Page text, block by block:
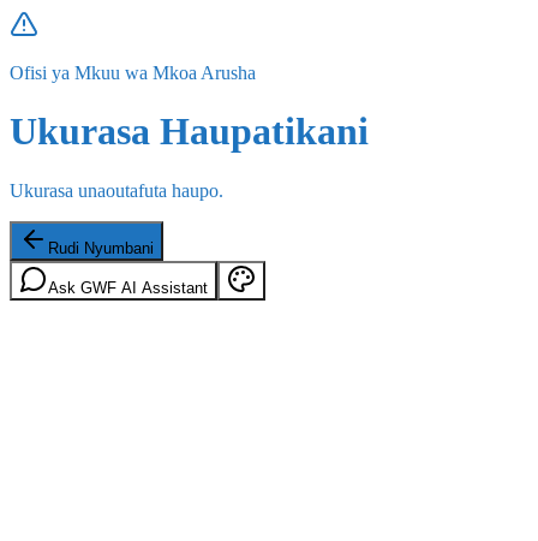
Ofisi ya Mkuu wa Mkoa Arusha
Ukurasa Haupatikani
Ukurasa unaoutafuta haupo.
Rudi Nyumbani
Ask GWF AI Assistant